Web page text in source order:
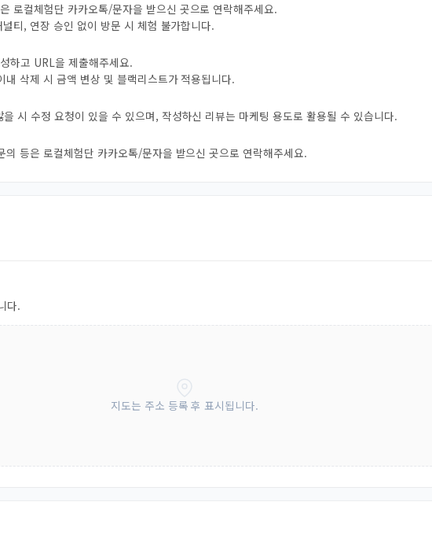
로컬체험단 카카오톡/문자을 받으신 곳으로 연락해주세요.
티, 연장 승인 없이 방문 시 체험 불가합니다.
하고 URL을 제출해주세요.
내 삭제 시 금액 변상 및 블랙리스트가 적용됩니다.
을 시 수정 요청이 있을 수 있으며, 작성하신 리뷰는 마케팅 용도로 활용될 수 있습니다.
의 등은 로컬체험단 카카오톡/문자을 받으신 곳으로 연락해주세요.
다.
지도는 주소 등록 후 표시됩니다.